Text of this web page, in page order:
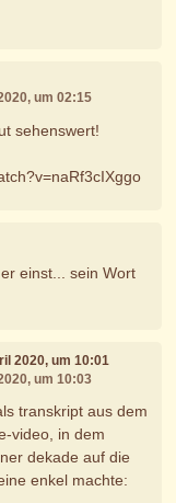
um 02:15
sehenswert!
er einst... sein Wort
2020, um 10:01
um 10:03
transkript aus dem
video, in dem
dekade auf die
enkel machte: